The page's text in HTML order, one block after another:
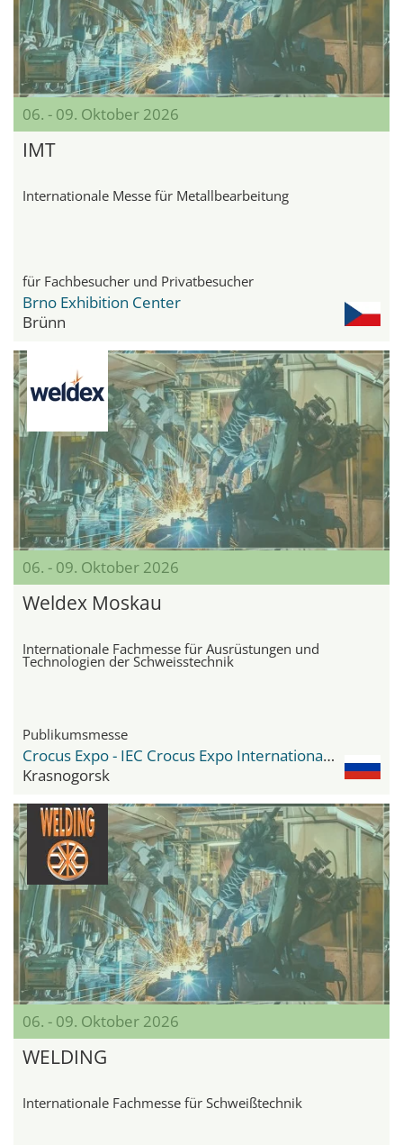
06. - 09. Oktober 2026
IMT
Internationale Messe für Metallbearbeitung
für Fachbesucher und Privatbesucher
Brno Exhibition Center
Brünn
06. - 09. Oktober 2026
Weldex Moskau
Internationale Fachmesse für Ausrüstungen und
Technologien der Schweisstechnik
Publikumsmesse
Crocus Expo - IEC Crocus Expo International Exhibition Centre
Krasnogorsk
06. - 09. Oktober 2026
WELDING
Internationale Fachmesse für Schweißtechnik